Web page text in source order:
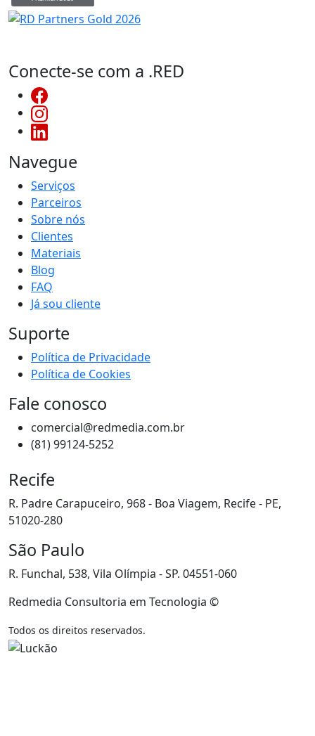
Conecte-se com a .RED
Navegue
Serviços
Parceiros
Sobre nós
Clientes
Materiais
Blog
FAQ
Já sou cliente
Suporte
Política de Privacidade
Política de Cookies
Fale conosco
comercial@redmedia.com.br
(81) 99124-5252
Recife
R. Padre Carapuceiro, 968 - Boa Viagem, Recife - PE,
51020-280
São Paulo
R. Funchal, 538, Vila Olímpia - SP. 04551-060
Redmedia Consultoria em Tecnologia ©
Todos os direitos reservados.